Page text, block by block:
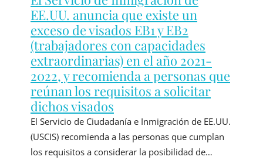
EE.UU. anuncia que existe un
exceso de visados EB1 y EB2
(trabajadores con capacidades
extraordinarias) en el año 2021-
2022, y recomienda a personas que
reúnan los requisitos a solicitar
dichos visados
El Servicio de Ciudadanía e Inmigración de EE.UU.
(USCIS) recomienda a las personas que cumplan
los requisitos a considerar la posibilidad de…